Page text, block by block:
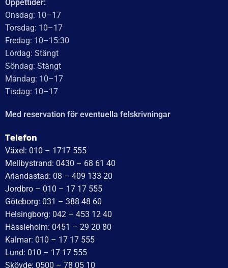
Öppettider:
Onsdag: 10–17
Torsdag: 10–17
Fredag: 10–15:30
Lördag: Stängt
Söndag: Stängt
Måndag: 10–17
Tisdag: 10–17
Med reservation för eventuella felskrivningar
Telefon
Växel: 010 – 1717 555
Mellbystrand: 0430 – 68 61 40
Arlandastad: 08 – 409 133 20
Jordbro – 010 – 17 17 555
Göteborg: 031 – 388 48 60
Helsingborg: 042 – 453 12 40
Hässleholm: 0451 – 29 20 80
Kalmar: 010 – 17 17 555
Lund: 010 – 17 17 555
Skövde: 0500 – 78 05 10